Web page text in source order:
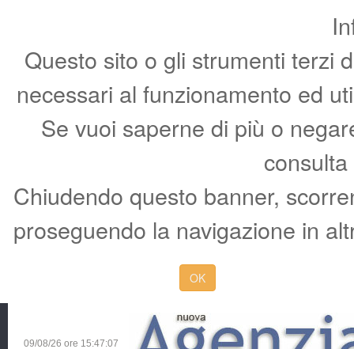
Questo sito o gli strumenti terzi
necessari al funzionamento ed
Se vuoi saperne di più o
Chiudendo questo banner,
proseguendo la navigazione in
OK
09/08/26 ore 15:47:09